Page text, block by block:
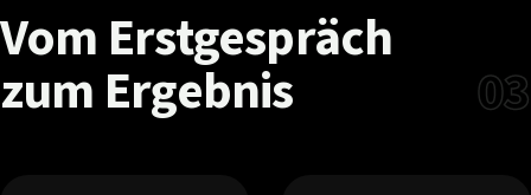
Vom Erstgespräch
zum Ergebnis
03